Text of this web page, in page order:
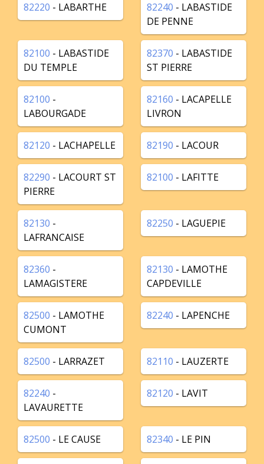
82220 - LABARTHE 82240 - LABASTIDE
DE PENNE
82100 - LABASTIDE
DU TEMPLE
82370 - LABASTIDE
ST PIERRE
82100 -
LABOURGADE
82160 - LACAPELLE
LIVRON
82120 - LACHAPELLE 82190 - LACOUR
82290 - LACOURT ST
PIERRE
82100 - LAFITTE
82130 -
LAFRANCAISE
82250 - LAGUEPIE
82360 -
LAMAGISTERE
82130 - LAMOTHE
CAPDEVILLE
82500 - LAMOTHE
CUMONT
82240 - LAPENCHE
82500 - LARRAZET 82110 - LAUZERTE
82240 -
LAVAURETTE
82120 - LAVIT
82500 - LE CAUSE 82340 - LE PIN